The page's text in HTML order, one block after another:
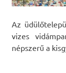
Az
vizes
népszerű a